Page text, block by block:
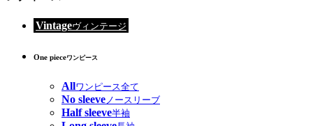
Vintageヴィンテージ
One pieceワンピース
Allワンピース全て
No sleeve ノースリーブ
Half sleeve半袖